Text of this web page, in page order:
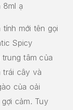
8ml ạ
mới tên gọi
Spicy
tâm của
trái cây và
của oải
cảm. Tuy